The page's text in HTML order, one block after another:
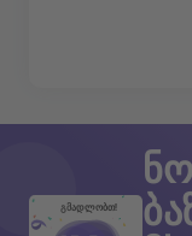
გმადლობთ!